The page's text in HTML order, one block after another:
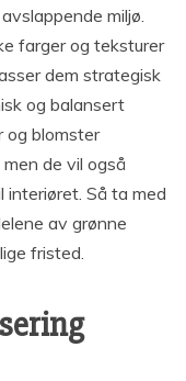
miljø.
farger og teksturer
dem strategisk
og balansert
og blomster
de vil også
interiøret. Så ta med
av grønne
fristed.